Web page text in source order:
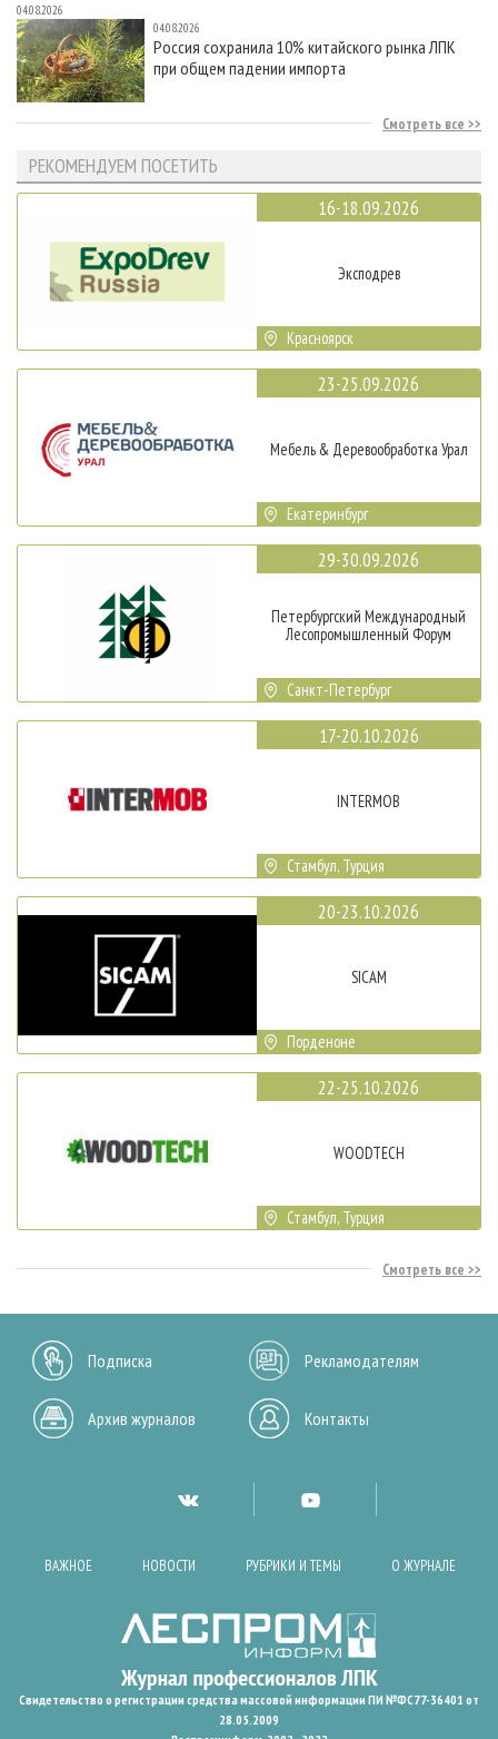
04.08.2026
04.08.2026
Россия сохранила 10% китайского рынка ЛПК
при общем падении импорта
Смотреть все
РЕКОМЕНДУЕМ ПОСЕТИТЬ
16-18.09.2026
Эксподрев
Красноярск
23-25.09.2026
Мебель & Деревообработка Урал
Екатеринбург
29-30.09.2026
Петербургский Международный
Лесопромышленный Форум
Санкт-Петербург
17-20.10.2026
INTERMOB
Стамбул, Турция
20-23.10.2026
SICAM
Порденоне
22-25.10.2026
WOODTECH
Стамбул, Турция
Смотреть все
Подписка Рекламодателям
Архив журналов Контакты
ВАЖНОЕ НОВОСТИ РУБРИКИ И ТЕМЫ О ЖУРНАЛЕ
Свидетельство о регистрации средства массовой информации ПИ №ФС77-36401 от
28.05.2009